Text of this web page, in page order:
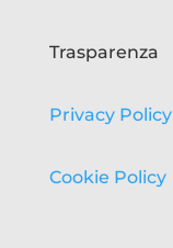
Trasparenza
Privacy Policy
Cookie Policy